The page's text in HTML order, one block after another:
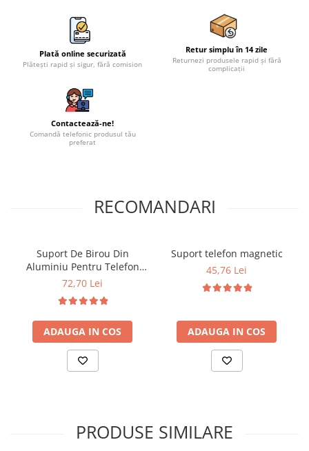
Plată online securizată
Plătești rapid și sigur, fără comision
Retur simplu în 14 zile
Returnezi produsele rapid și fără
complicații
Contactează-ne!
Comandă telefonic produsul tău
preferat
RECOMANDARI
Suport De Birou Din
Aluminiu Pentru Telefon
Sau Tableta
72,70 Lei
ADAUGA IN COS
Suport telefon magnetic
45,76 Lei
ADAUGA IN COS
PRODUSE SIMILARE